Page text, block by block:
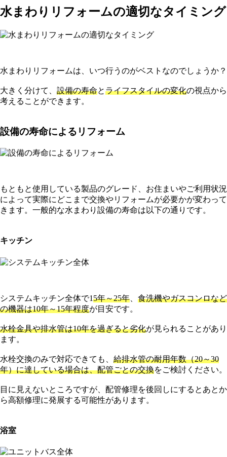
水まわりリフォームの適切なタイミング
水まわりリフォームは、いつ行うのがベストなのでしょうか？
大きく分けて、 設備の寿命とライフスタイルの変化の視点から
考えることができます。
設備の寿命によるリフォーム
もともと使用している製品のグレード、お住まいやご利用状況
によって実際にどこまで交換やリフォームが必要かが変わって
きます。一般的な水まわり設備の寿命は以下の通りです。
キッチン
システムキッチン全体で15年～25年
食洗機やガスコンロなど
の機器は10年～15年程度が目安です。
水栓金具や排水管は10年を過ぎると劣化が見られることがあり
ます。
水栓交換のみで対応できても、 給排水管の耐用年数（20～30
年）に達している場合は、配管ごとの交換をご検討ください。
目に見えないところですが、配管修理を後回しにするとあとか
ら高額修理に発展する可能性があります。
浴室